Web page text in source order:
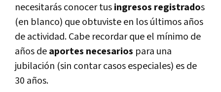
necesitarás conocer tusingresos registrados
(en blanco) que obtuviste en los últimos años
de actividad. Cabe recordar que el mínimo de
años deaportes necesarios para una
jubilación (sin contar casos especiales) es de
30 años.